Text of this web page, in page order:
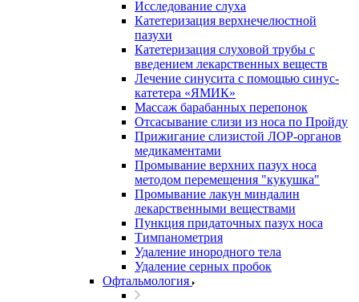
Исследование слуха
Катетеризация верхнечелюстной
пазухи
Катетеризация слуховой трубы с
введением лекарственных веществ
Лечение синусита с помощью синус-
катетера «ЯМИК»
Массаж барабанных перепонок
Отсасывание слизи из носа по Пройду
Прижигание слизистой ЛОР-органов
медикаментами
Промывание верхних пазух носа
методом перемещения "кукушка"
Промывание лакун миндалин
лекарственными веществами
Пункция придаточных пазух носа
Тимпанометрия
Удаление инородного тела
Удаление серных пробок
Офтальмология